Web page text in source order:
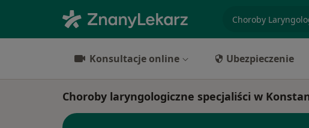
Konsultacje online Ubezpieczenie
Choroby laryngologiczne specjaliści w